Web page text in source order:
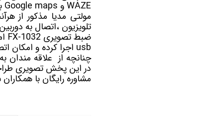
WAZE و Google maps به مسیریابی شما کمک خواهد کرد.
مولتی مدیا مذکور از
تلویزیون ،اتصال به
usb اجرا کرده و امکان اتصال گیرنده دیجیتال برای دریافت کانالهای تلویزیونی را نیز دارد.
در این پخش تصویری
مشاوره رایگان با